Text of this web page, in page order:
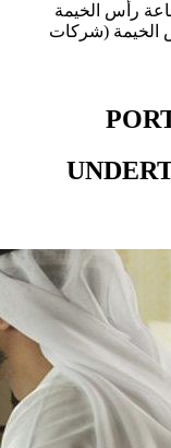
رأس الخيمة
الخيمة (شركات